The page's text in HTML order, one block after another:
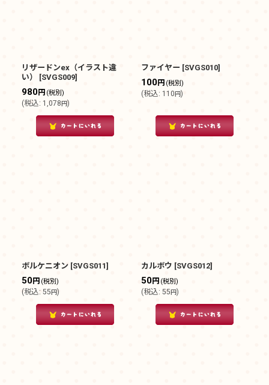
リザードンex（イラスト違
い）
[SVGS009]
980円 (税別)
(税込: 1,078円)
ファイヤー [SVGS010]
100円 (税別)
(税込: 110円)
ボルケニオン [SVGS011]
50円 (税別)
(税込: 55円)
カルボウ [SVGS012]
50円 (税別)
(税込: 55円)